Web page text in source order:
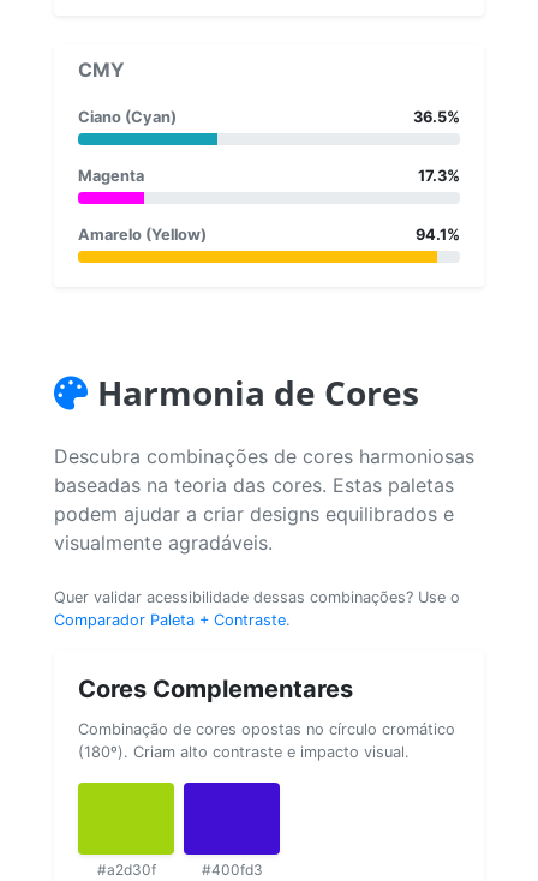
CMY
Ciano (Cyan) 36.5%
Magenta 17.3%
Amarelo (Yellow) 94.1%
Harmonia de Cores
Descubra combinações de cores harmoniosas
baseadas na teoria das cores. Estas paletas
podem ajudar a criar designs equilibrados e
visualmente agradáveis.
Quer validar acessibilidade dessas combinações? Use o
Comparador Paleta + Contraste.
Cores Complementares
Combinação de cores opostas no círculo cromático
(180º). Criam alto contraste e impacto visual.
#a2d30f #400fd3